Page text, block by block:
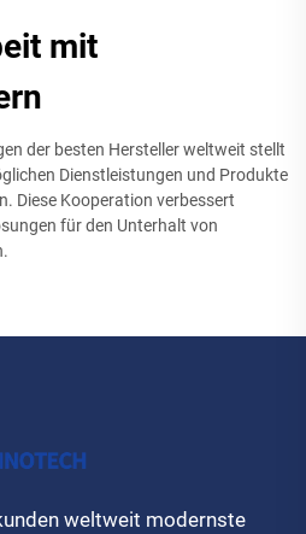
mit
der besten Hersteller weltweit stellt
Dienstleistungen und Produkte
Diese Kooperation verbessert
für den Unterhalt von
weltweit modernste